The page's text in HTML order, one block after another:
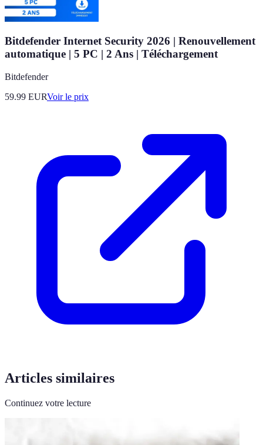
Bitdefender Internet Security 2026 | Renouvellement
automatique | 5 PC | 2 Ans | Téléchargement
Bitdefender
59.99 EURVoir le prix
Articles similaires
Continuez votre lecture